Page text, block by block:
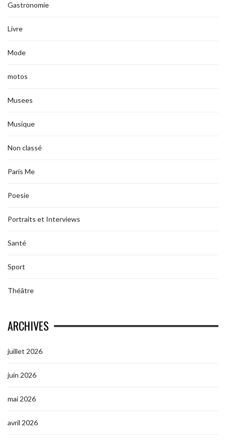
Gastronomie
Livre
Mode
motos
Musees
Musique
Non classé
Paris Me
Poesie
Portraits et Interviews
Santé
Sport
Théâtre
ARCHIVES
juillet 2026
juin 2026
mai 2026
avril 2026